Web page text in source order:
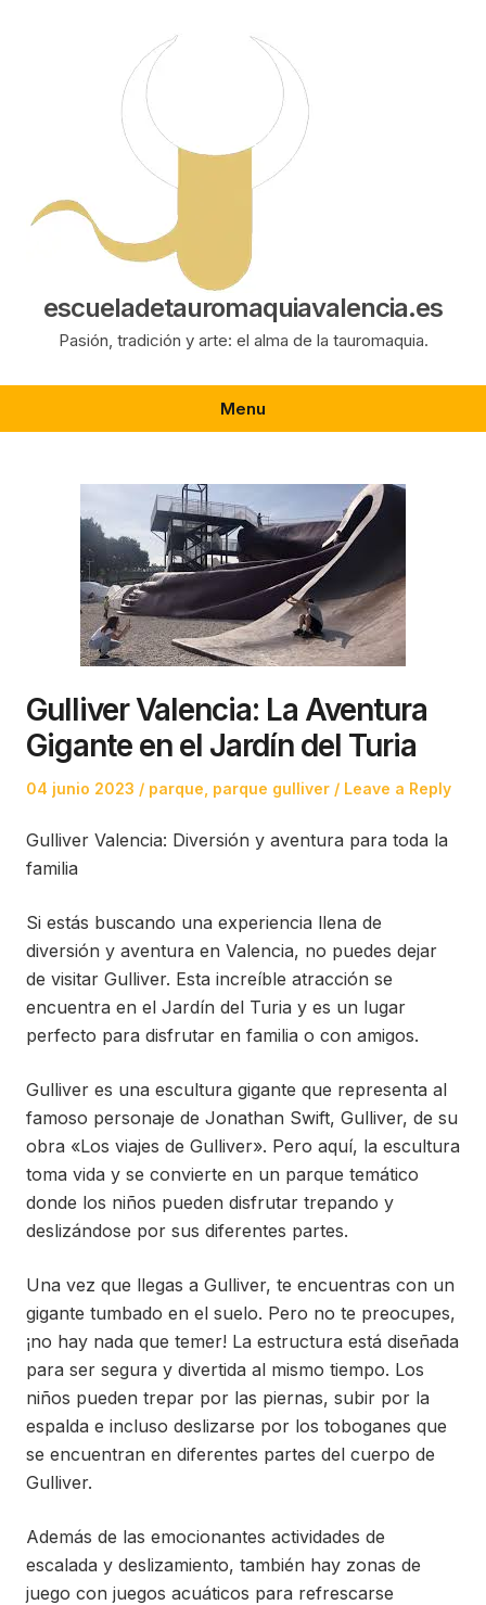
escueladetauromaquiavalencia.es
Pasión, tradición y arte: el alma de la tauromaquia.
Menu
Gulliver Valencia: La Aventura
Gigante en el Jardín del Turia
Posted
04 junio 2023
Posted
parque parque gulliver Leave a Reply
Gulliver Valencia: Diversión y aventura para toda la
familia
Si estás buscando una experiencia llena de
diversión y aventura en Valencia, no puedes dejar
de visitar Gulliver. Esta increíble atracción se
encuentra en el Jardín del Turia y es un lugar
perfecto para disfrutar en familia o con amigos.
Gulliver es una escultura gigante que representa al
famoso personaje de Jonathan Swift, Gulliver, de su
obra «Los viajes de Gulliver». Pero aquí, la escultura
toma vida y se convierte en un parque temático
donde los niños pueden disfrutar trepando y
deslizándose por sus diferentes partes.
Una vez que llegas a Gulliver, te encuentras con un
gigante tumbado en el suelo. Pero no te preocupes,
¡no hay nada que temer! La estructura está diseñada
para ser segura y divertida al mismo tiempo. Los
niños pueden trepar por las piernas, subir por la
espalda e incluso deslizarse por los toboganes que
se encuentran en diferentes partes del cuerpo de
Gulliver.
Además de las emocionantes actividades de
escalada y deslizamiento, también hay zonas de
juego con juegos acuáticos para refrescarse